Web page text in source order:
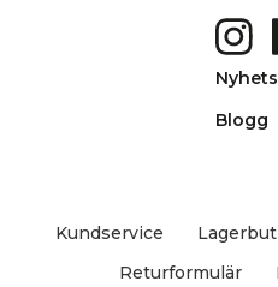
Blogg
Kundservice
Returformulär